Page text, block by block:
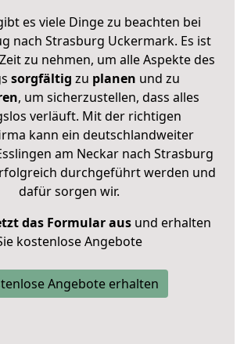
es viele Dinge zu beachten bei
nach Strasburg Uckermark. Es ist
zu nehmen, um alle Aspekte des
sorgfältig zu planen und zu
, um sicherzustellen, dass alles
verläuft. Mit der richtigen
kann ein deutschlandweiter
am Neckar nach Strasburg
durchgeführt werden und
dafür sorgen wir.
das Formular ausund erhalten
kostenlose Angebote
Angebote erhalten